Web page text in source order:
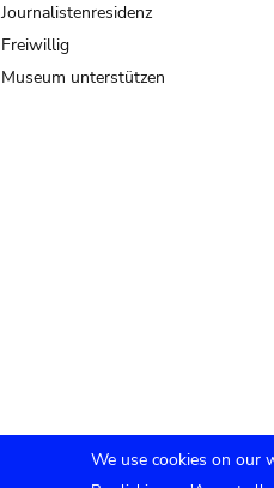
Journalistenresidenz
Freiwillig
Museum unterstützen
We use cookies on our